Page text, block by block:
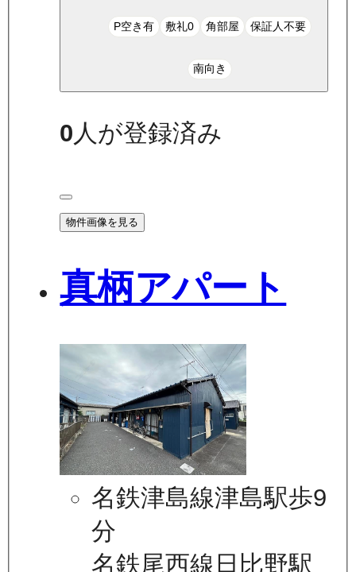
P空き有 敷礼0 角部屋 保証人不要
南向き
0人が登録済み
物件画像を見る
真柄アパート
名鉄津島線津島駅歩9
分
名鉄尾西線日比野駅